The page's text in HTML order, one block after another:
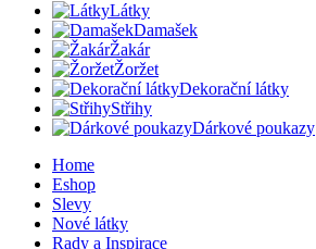
Látky
Damašek
Žakár
Žoržet
Dekorační látky
Střihy
Dárkové poukazy
Home
Eshop
Slevy
Nové látky
Rady a Inspirace